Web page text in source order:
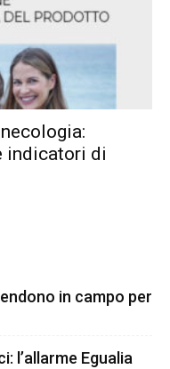
indicatori di
in campo per
l’allarme Egualia